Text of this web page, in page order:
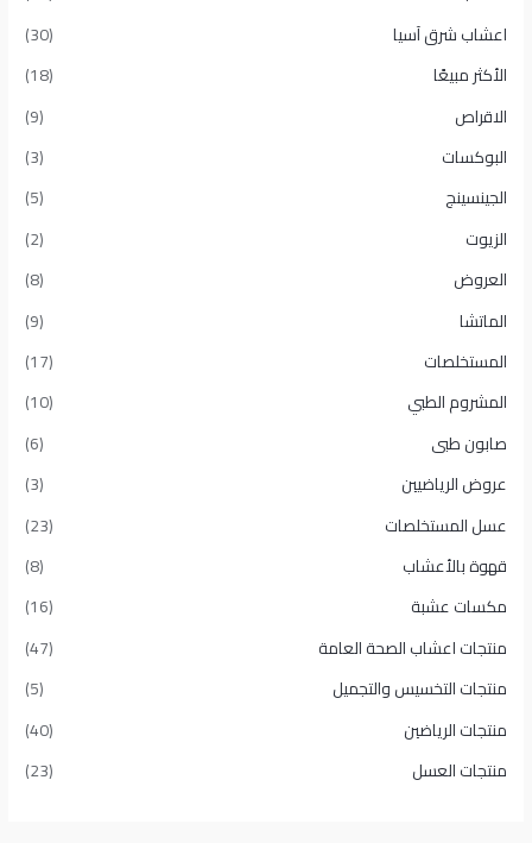
اعشاب شرق آسيا
(30)
الأكثر مبيعًا​
(18)
الاقراص
(9)
البوكسات
(3)
الجينسينج
(5)
الزيوت
(2)
العروض
(8)
الماتشا
(9)
المستخلصات
(17)
المشروم الطبي
(10)
صابون طبى
(6)
عروض الرياضيين
(3)
عسل المستخلصات
(23)
قهوة بالأعشاب
(8)
مكسات عشبة
(16)
منتجات اعشاب الصحة العامة
(47)
منتجات التخسيس والتجميل
(5)
منتجات الرياضين
(40)
منتجات العسل
(23)